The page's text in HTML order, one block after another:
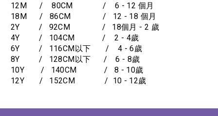
12M / 80CM / 6 - 12 個月
18M / 86CM / 12 - 18 個月
2Y / 92CM / 18個月 - 2 歲
4Y / 104CM / 2 - 4歲
6Y / 116CM以下 / 4 - 6歲
8Y / 128CM以下 / 6 - 8歲
10Y / 140CM / 8 - 10歲
12Y / 152CM / 10 - 12歲